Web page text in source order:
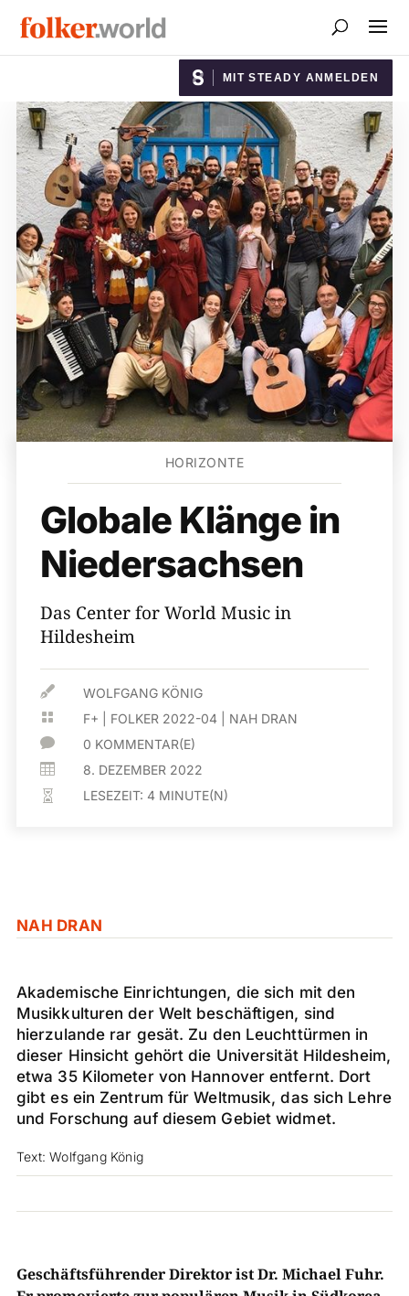
MIT STEADY ANMELDEN
HORIZONTE
Globale Klänge in
Niedersachsen
Das Center for World Music in
Hildesheim
 WOLFGANG KÖNIG
 F+ FOLKER 2022-04 NAH DRAN
 0 KOMMENTAR(E)
 8. DEZEMBER 2022
 LESEZEIT: 4 MINUTE(N)
NAH DRAN
Akademische Einrichtungen, die sich mit den
Musikkulturen der Welt beschäftigen, sind
hierzulande rar gesät. Zu den Leuchttürmen in
dieser Hinsicht gehört die Universität Hildesheim,
etwa 35 Kilometer von Hannover entfernt. Dort
gibt es ein Zentrum für Weltmusik, das sich Lehre
und Forschung auf diesem Gebiet widmet.
Text: Wolfgang König
Geschäftsführender Direktor ist Dr. Michael Fuhr.